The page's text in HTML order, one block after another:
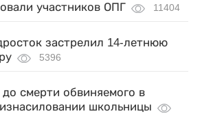
участников ОПГ
11404
застрелил 14-летнюю
5396
смерти обвиняемого в
школьницы